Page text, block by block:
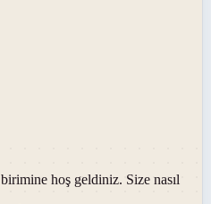
birimine hoş geldiniz. Size nasıl